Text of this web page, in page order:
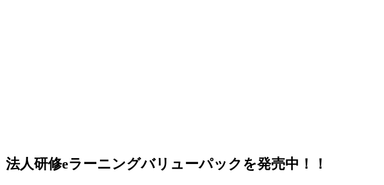
人研修eラーニングバリューパックを発売中！！